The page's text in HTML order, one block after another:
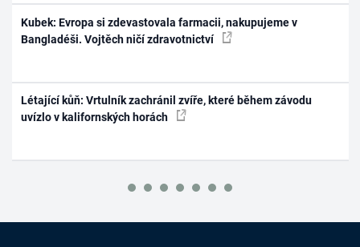
Kubek: Evropa si zdevastovala farmacii, nakupujeme v
Bangladéši. Vojtěch ničí zdravotnictví
Létající kůň: Vrtulník zachránil zvíře, které během závodu
uvízlo v kalifornských horách